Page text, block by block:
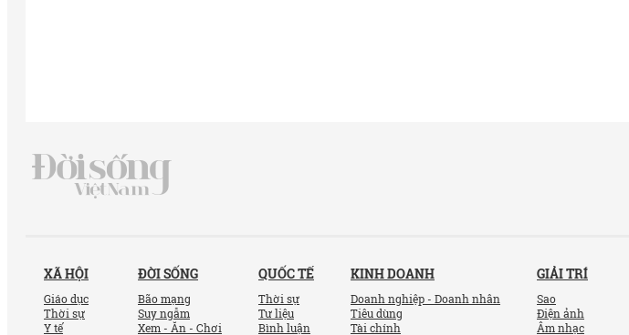
XÃ HỘI
Giáo dục
Thời sự
Y tế
ĐỜI SỐNG
Bão mạng
Suy ngẫm
Xem - Ăn - Chơi
QUỐC TẾ
Thời sự
Tư liệu
Bình luận
KINH DOANH
Doanh nghiệp - Doanh nhân
Tiêu dùng
Tài chính
GIẢI TRÍ
Sao
Điện ảnh
Âm nhạc